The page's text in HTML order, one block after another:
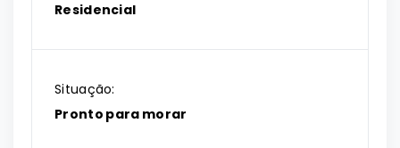
Residencial
Situação:
Pronto para morar